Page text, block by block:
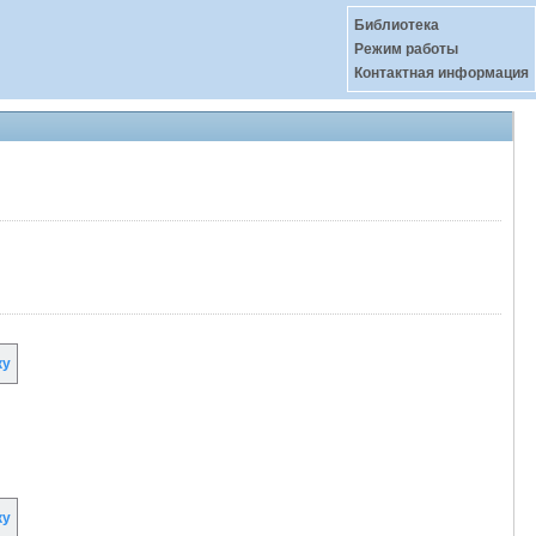
Библиотека
Режим работы
Контактная информация